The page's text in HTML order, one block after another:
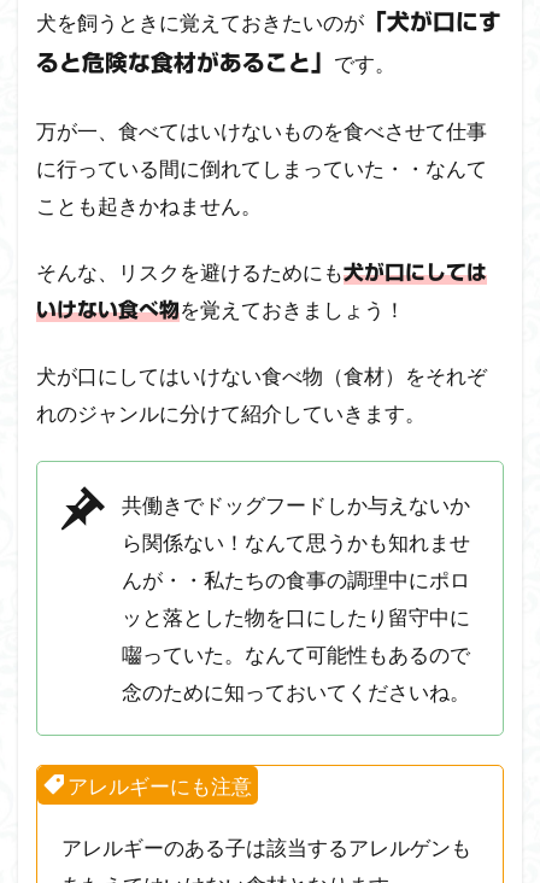
犬に
あた
えて
い野
菜類
1.3
える
際に
要な
野菜
犬が
喉や
胃や
腸を
傷つ
犬を飼うときに覚えておきたいのが 「犬が口にす
ると危険な食材があること」 です。
万が一、食べてはいけないものを食べさせて仕事
に行っている間に倒れてしまっていた・・なんて
ことも起きかねません。
そんな、リスクを避けるためにも犬が口にしては
いけない食べ物を覚えておきましょう！
犬が口にしてはいけない食べ物（食材）をそれぞ
れのジャンルに分けて紹介していきます。
共働きでドッグフードしか与えないか
ら関係ない！なんて思うかも知れませ
んが・・私たちの食事の調理中にポロ
ッと落とした物を口にしたり留守中に
囓っていた。なんて可能性もあるので
念のために知っておいてくださいね。
アレルギーにも注意
アレルギーのある子は該当するアレルゲンも